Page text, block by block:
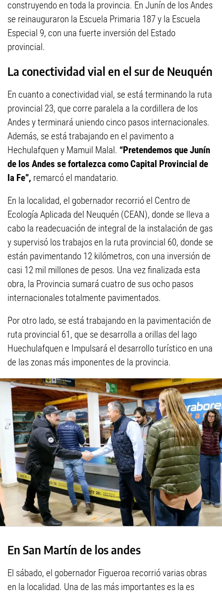
construyendo en toda la provincia. En Junín de los Andes
se reinauguraron la Escuela Primaria 187 y la Escuela
Especial 9, con una fuerte inversión del Estado
provincial.
La conectividad vial en el sur de Neuquén
En cuanto a conectividad vial, se está terminando la ruta
provincial 23, que corre paralela a la cordillera de los
Andes y terminará uniendo cinco pasos internacionales.
Además, se está trabajando en el pavimento a
Hechulafquen y Mamuil Malal. “Pretendemos que Junín
de los Andes se fortalezca como Capital Provincial de
la Fe”, remarcó el mandatario.
En la localidad, el gobernador recorrió el Centro de
Ecología Aplicada del Neuquén (CEAN), donde se lleva a
cabo la readecuación de integral de la instalación de gas
y supervisó los trabajos en la ruta provincial 60, donde se
están pavimentando 12 kilómetros, con una inversión de
casi 12 mil millones de pesos. Una vez finalizada esta
obra, la Provincia sumará cuatro de sus ocho pasos
internacionales totalmente pavimentados.
Por otro lado, se está trabajando en la pavimentación de
ruta provincial 61, que se desarrolla a orillas del lago
Huechulafquen e Impulsará el desarrollo turístico en una
de las zonas más imponentes de la provincia.
En San Martín de los andes
El sábado, el gobernador Figueroa recorrió varias obras
en la localidad. Una de las más importantes es la es